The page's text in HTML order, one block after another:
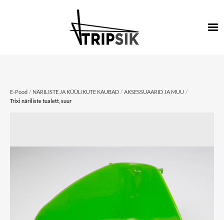
E-Pood / NÄRILISTE JA KÜÜLIKUTE KAUBAD / AKSESSUAARID JA MUU /
Trixi näriliste tualett, suur